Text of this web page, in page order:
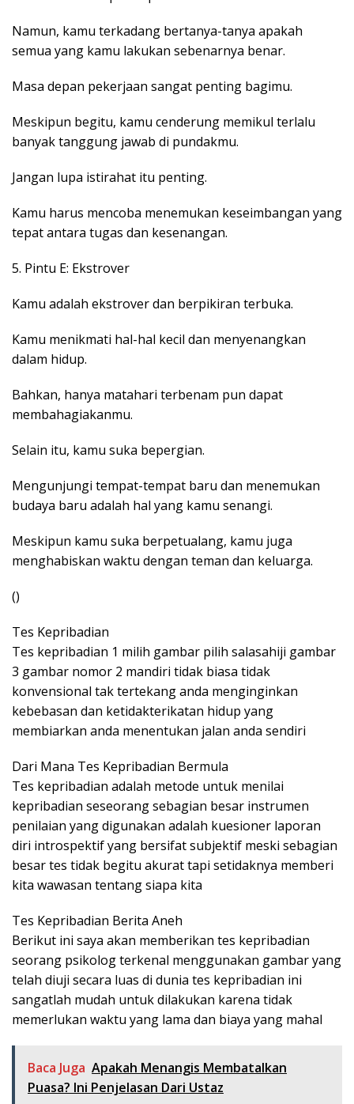
Namun, kamu terkadang bertanya-tanya apakah
semua yang kamu lakukan sebenarnya benar.
Masa depan pekerjaan sangat penting bagimu.
Meskipun begitu, kamu cenderung memikul terlalu
banyak tanggung jawab di pundakmu.
Jangan lupa istirahat itu penting.
Kamu harus mencoba menemukan keseimbangan yang
tepat antara tugas dan kesenangan.
5. Pintu E: Ekstrover
Kamu adalah ekstrover dan berpikiran terbuka.
Kamu menikmati hal-hal kecil dan menyenangkan
dalam hidup.
Bahkan, hanya matahari terbenam pun dapat
membahagiakanmu.
Selain itu, kamu suka bepergian.
Mengunjungi tempat-tempat baru dan menemukan
budaya baru adalah hal yang kamu senangi.
Meskipun kamu suka berpetualang, kamu juga
menghabiskan waktu dengan teman dan keluarga.
()
Tes Kepribadian
Tes kepribadian 1 milih gambar pilih salasahiji gambar
3 gambar nomor 2 mandiri tidak biasa tidak
konvensional tak tertekang anda menginginkan
kebebasan dan ketidakterikatan hidup yang
membiarkan anda menentukan jalan anda sendiri
Dari Mana Tes Kepribadian Bermula
Tes kepribadian adalah metode untuk menilai
kepribadian seseorang sebagian besar instrumen
penilaian yang digunakan adalah kuesioner laporan
diri introspektif yang bersifat subjektif meski sebagian
besar tes tidak begitu akurat tapi setidaknya memberi
kita wawasan tentang siapa kita
Tes Kepribadian Berita Aneh
Berikut ini saya akan memberikan tes kepribadian
seorang psikolog terkenal menggunakan gambar yang
telah diuji secara luas di dunia tes kepribadian ini
sangatlah mudah untuk dilakukan karena tidak
memerlukan waktu yang lama dan biaya yang mahal
Baca Juga Apakah Menangis Membatalkan
Puasa? Ini Penjelasan Dari Ustaz